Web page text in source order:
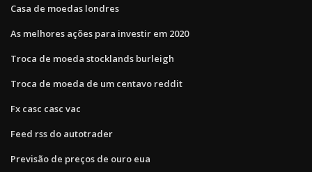
Casa de moedas londres
As melhores ações para investir em 2020
Troca de moeda stocklands burleigh
Troca de moeda de um centavo reddit
Fx casc casc vac
Feed rss do autotrader
Previsão de preços de ouro eua